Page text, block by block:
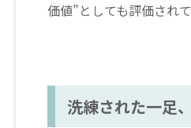
価値”としても評価されて
洗練された一足